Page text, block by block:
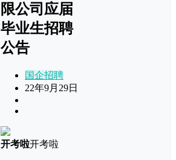
限公司应届
毕业生招聘
公告
国企招聘
22年9月29日
开考啦开考啦